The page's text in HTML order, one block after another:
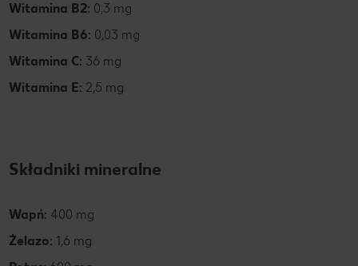
Witamina B2: 0,3 mg
Witamina B6: 0,03 mg
Witamina C: 36 mg
Witamina E: 2,5 mg
Składniki mineralne
Wapń: 400 mg
Żelazo: 1,6 mg